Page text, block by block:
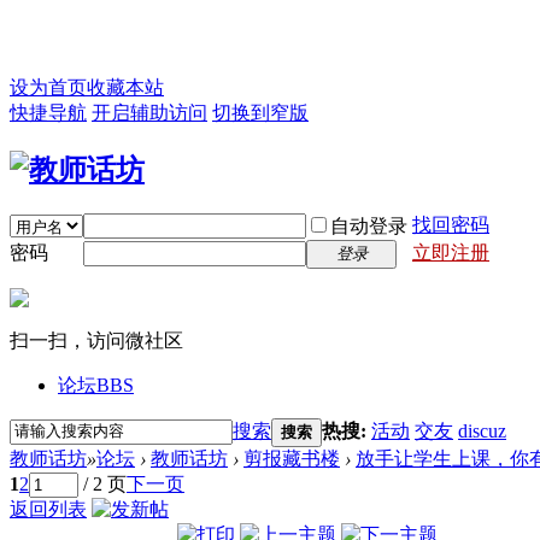
设为首页收藏本站
快捷导航 开启辅助访问 切换到窄版
自动登录 找回密码
密码
登录 立即注册
扫一扫，访问微社区
论坛BBS
搜索 搜索 热搜: 活动 交友 discuz
教师话坊»论坛 › 教师话坊 › 剪报藏书楼 › 放手让学生上课，你
12 / 2 页下一页
返回列表